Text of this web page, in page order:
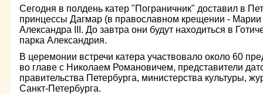
Сегодня в полдень катер "Пограничник" доставил в
принцессы Дагмар (в православном крещении -
Александра III. До завтра они будут находиться в
парка Александрия.
В церемонии встречи катера участвовало около 60
во главе с Николаем Романовичем, представители
правительства Петербурга, министерства культуры,
Санкт-Петербурга.